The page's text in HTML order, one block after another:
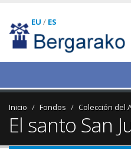
EU / ES
Inicio Fondos Colección del
El santo San